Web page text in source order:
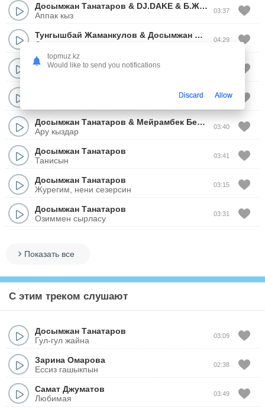
Досымжан Танатаров & DJ.DAKE & Б.Желдирбаев
Аппак кыз
03:37
Тунгышбай Жаманкулов & Досымжан Танатаров
Онер адамы
04:29
Досымжан Танатаров&Саят Медеуов
Мейрамбек Бесбаев
03:40
Досымжан Танатаров & Мейрамбек Беспаев
Ару кыздар
03:40
Досымжан Танатаров
Танисын
03:41
Досымжан Танатаров
Журегим, нени сезерсин
03:15
Досымжан Танатаров
Озиммен сырласу
03:31
Показать все
С этим треком слушают
Досымжан Танатаров
Гул-гул жайна
03:09
Зарина Омарова
Ессиз гашыкпын
02:38
Самат Джуматов
Любимая
03:49
topmuz.kz
Would like to send you notifications
Discard Allow